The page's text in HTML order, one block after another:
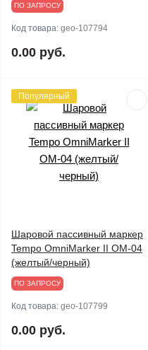
ПО ЗАПРОСУ
Код товара: geo-107794
0.00 руб.
Популярный
Шаровой пассивный маркер
Tempo OmniMarker II ОМ-04
(желтый/черный)
ПО ЗАПРОСУ
Код товара: geo-107799
0.00 руб.